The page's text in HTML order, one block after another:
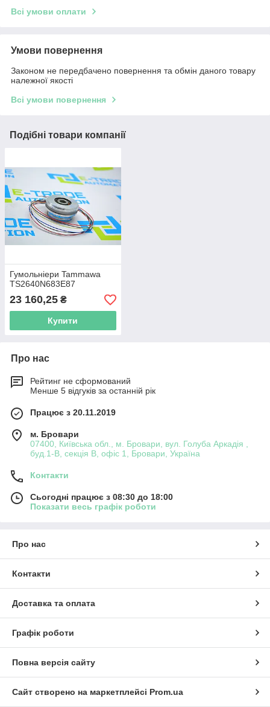
Всі умови оплати
Умови повернення
Законом не передбачено повернення та обмін даного товару
належної якості
Всі умови повернення
Подібні товари компанії
Гумольніери Tammawa
TS2640N683E87
23 160,25 ₴
Купити
Про нас
Рейтинг не сформований
Менше 5 відгуків за останній рік
Працює з 20.11.2019
м. Бровари
07400, Київська обл., м. Бровари, вул. Голуба Аркадія ,
буд.1-В, секція В, офіс 1, Бровари, Україна
Контакти
Сьогодні працює з 08:30 до 18:00
Показати весь графік роботи
Про нас
Контакти
Доставка та оплата
Графік роботи
Повна версія сайту
Сайт створено на маркетплейсі Prom.ua